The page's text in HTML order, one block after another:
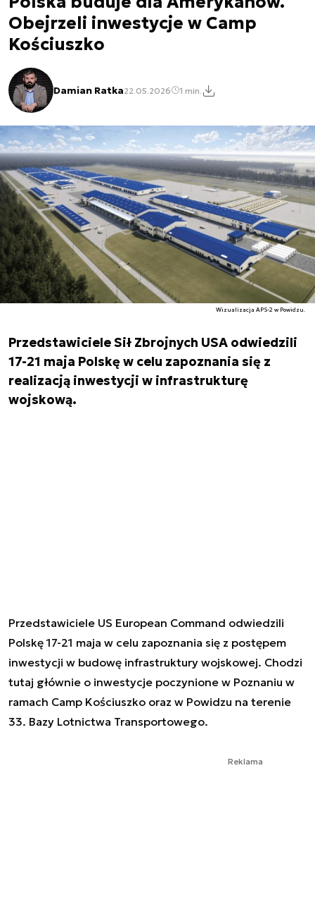
Obejrzeli inwestycje w Camp
Kościuszko
Damian Ratka22.05.2026 1 min.
Wizualizacja APS-2 w Powidzu.
Przedstawiciele Sił Zbrojnych USA odwiedzili
17-21 maja Polskę w celu zapoznania się z
realizacją inwestycji w infrastrukturę
wojskową.
Przedstawiciele US European Command odwiedzili
Polskę 17-21 maja w celu zapoznania się z postępem
inwestycji w budowę infrastruktury wojskowej. Chodzi
tutaj głównie o inwestycje poczynione w Poznaniu w
ramach Camp Kościuszko oraz w Powidzu na terenie
33. Bazy Lotnictwa Transportowego.
Reklama